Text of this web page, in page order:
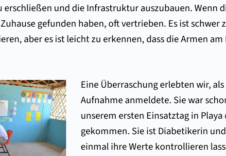
erschließen und die Infrastruktur auszubauen. Wenn
gefunden haben, oft vertrieben. Es ist schwer
aber es ist leicht zu erkennen, dass die Armen
Eine Überraschung erlebten wir,
Aufnahme anmeldete. Sie war
unserem ersten Einsatztag in
gekommen. Sie ist Diabetikerin
einmal ihre Werte kontrollieren